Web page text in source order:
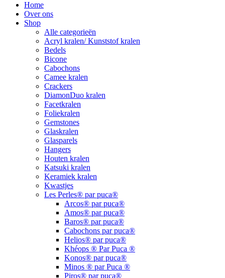
Home
Over ons
Shop
Alle categorieën
Acryl kralen/ Kunststof kralen
Bedels
Bicone
Cabochons
Camee kralen
Crackers
DiamonDuo kralen
Facetkralen
Foliekralen
Gemstones
Glaskralen
Glasparels
Hangers
Houten kralen
Katsuki kralen
Keramiek kralen
Kwastjes
Les Perles® par puca®
Arcos® par puca®
Amos® par puca®
Baros® par puca®
Cabochons par puca®
Helios® par puca®
Khéops ® Par Puca ®
Konos® par puca®
Minos ® par Puca ®
Piros® par puca®